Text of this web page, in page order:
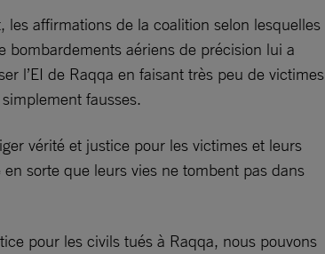
les affirmations de la coalition selon lesquelles
bombardements aériens de précision lui a
l’EI de Raqqa en faisant très peu de victimes
fausses.
vérité et justice pour les victimes et leurs
sorte que leurs vies ne tombent pas dans
pour les civils tués à Raqqa, nous pouvons